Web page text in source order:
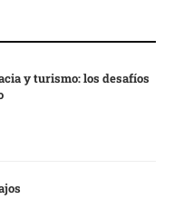
y turismo: los desafíos